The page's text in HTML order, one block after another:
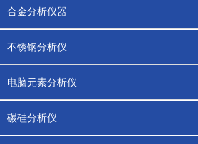
合金分析仪器
不锈钢分析仪
电脑元素分析仪
碳硅分析仪